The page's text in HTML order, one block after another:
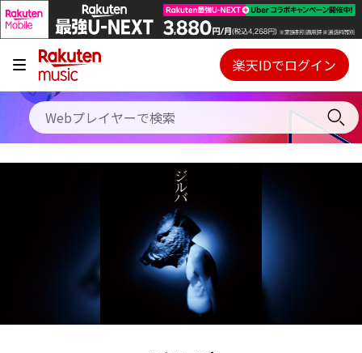
キャンペーン
料金プラン
使い方
Webプレイヤー
ご契約内容の確認・変更
楽天IDでログイン